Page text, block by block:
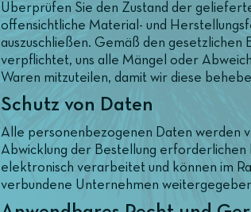
Überprüfen Sie den Zustand der
offensichtliche Material- und
auszuschließen. Gemäß den gesetzlichen
verpflichtet, uns alle Mängel oder
Waren mitzuteilen, damit wir diese
Schutz von Daten
Alle personenbezogenen Daten werden
Abwicklung der Bestellung
elektronisch verarbeitet und können im
verbundene Unternehmen